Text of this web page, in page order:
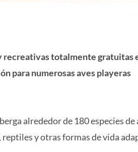
recreativas totalmente gratuitas
para numerosas aves playeras
alrededor de 180 especies de
y otras formas de vida